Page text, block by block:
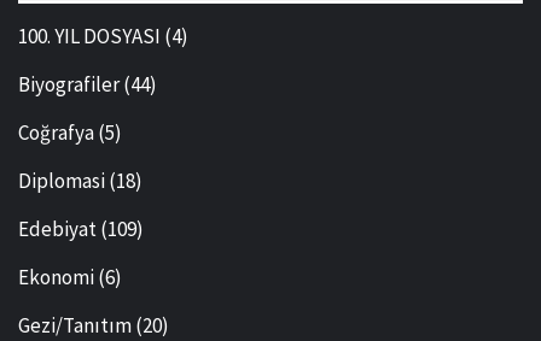
100. YIL DOSYASI (4)
Biyografiler(44)
Coğrafya(5)
Diplomasi(18)
Edebiyat(109)
Ekonomi(6)
Gezi/Tanıtım(20)